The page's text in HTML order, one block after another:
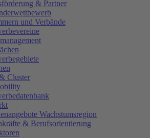
& Partner
und Verbände
Cluster
Wachstumsregion
& Berufsorientierung